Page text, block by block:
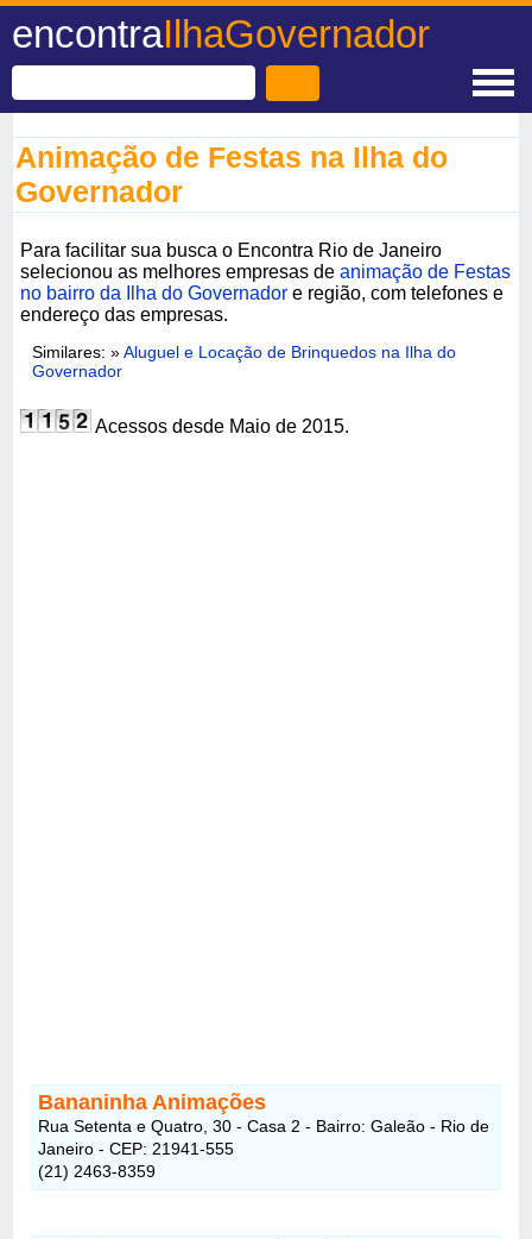
encontraIlhaGovernador
Animação de Festas na Ilha do
Governador
Para facilitar sua busca o Encontra Rio de Janeiro
selecionou as melhores empresas deanimação de Festas
no bairro da Ilha do Governador e região, com telefones e
endereço das empresas.
Similares: »Aluguel e Locação de Brinquedos na Ilha do
Governador
Acessos desde Maio de 2015.
Bananinha Animações
Rua Setenta e Quatro, 30 - Casa 2 - Bairro: Galeão - Rio de
Janeiro - CEP: 21941-555
(21) 2463-8359